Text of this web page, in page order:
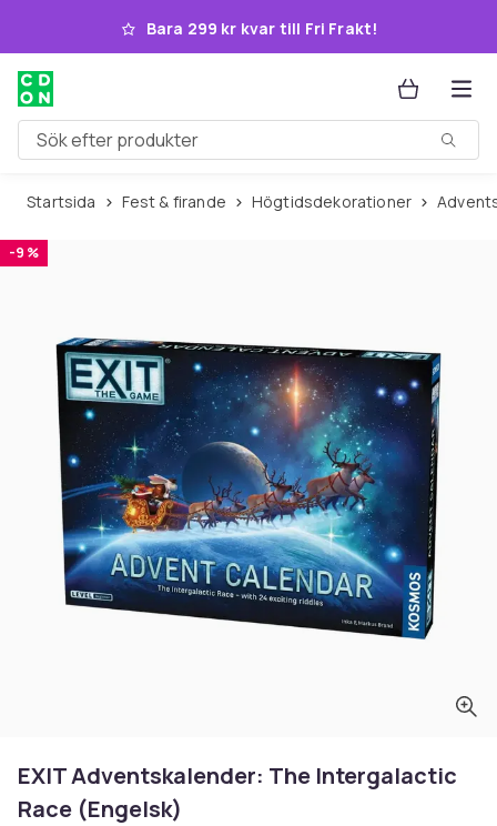
Hoppa till huvudinnehållet
Bara 299 kr kvar till Fri Frakt!
Sök efter produkter
Startsida Fest & firande Högtidsdekorationer
-9 %
EXIT Adventskalender: The Intergalactic
Race (Engelsk)